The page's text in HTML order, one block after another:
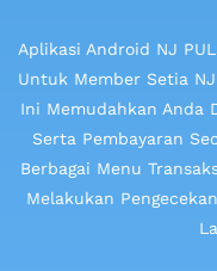
Aplikasi Android NJ
Untuk Member Setia
Ini Memudahkan Anda
Serta Pembayaran
Berbagai Menu
Melakukan